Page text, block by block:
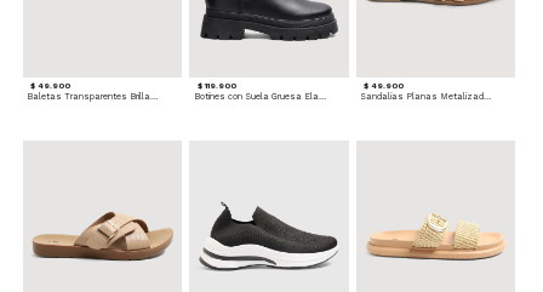
$ 49.900
Baletas Transparentes Brillantes
$ 119.900
Botines con Suela Gruesa Elastizada
$ 49.900
Sandalias Planas Metalizadas